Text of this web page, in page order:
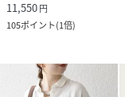
11,550円
105ポイント(1倍)